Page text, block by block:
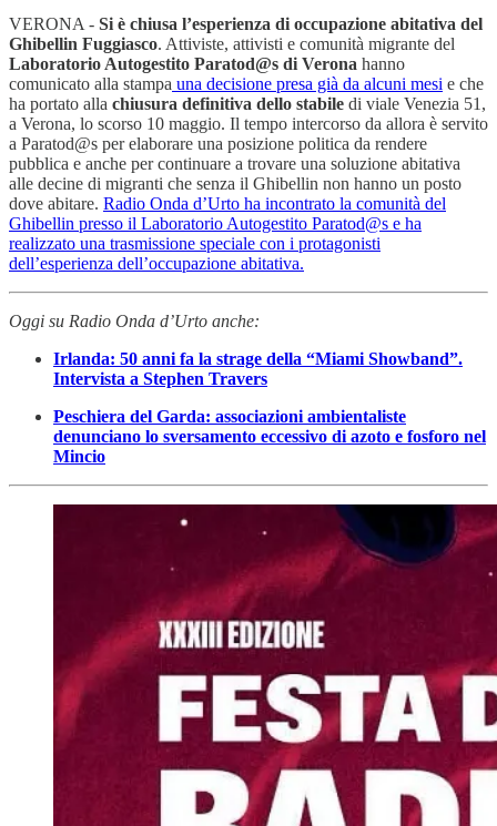
VERONA - Si è chiusa l’esperienza di occupazione abitativa del
Ghibellin Fuggiasco. Attiviste, attivisti e comunità migrante del
Laboratorio Autogestito Paratod@s di Verona hanno
comunicato alla stampa una decisione presa già da alcuni mesi e che
ha portato alla chiusura definitiva dello stabile di viale Venezia 51,
a Verona, lo scorso 10 maggio. Il tempo intercorso da allora è servito
a Paratod@s per elaborare una posizione politica da rendere
pubblica e anche per continuare a trovare una soluzione abitativa
alle decine di migranti che senza il Ghibellin non hanno un posto
dove abitare. Radio Onda d’Urto ha incontrato la comunità del
Ghibellin presso il Laboratorio Autogestito Paratod@s e ha
realizzato una trasmissione speciale con i protagonisti
dell’esperienza dell’occupazione abitativa.
Oggi su Radio Onda d’Urto anche:
Irlanda: 50 anni fa la strage della “Miami Showband”.
Intervista a Stephen Travers
Peschiera del Garda: associazioni ambientaliste
denunciano lo sversamento eccessivo di azoto e fosforo nel
Mincio